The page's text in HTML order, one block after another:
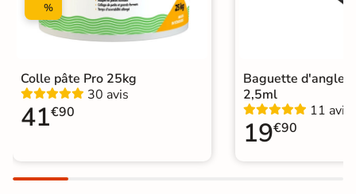
Pièce humides Oui
Conditionnement
Pose
%
Colle pâte Pro 25kg
30 avis
41€90
Baguette d'angle
2,5ml
11 avis
19€90